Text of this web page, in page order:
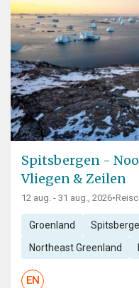
Spitsbergen -
Vliegen & Zeilen
12 aug. - 31 aug., 2026•
Groenland
Northeast Greenland
EN